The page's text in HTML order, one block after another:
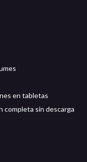
en tabletas
completa sin descarga